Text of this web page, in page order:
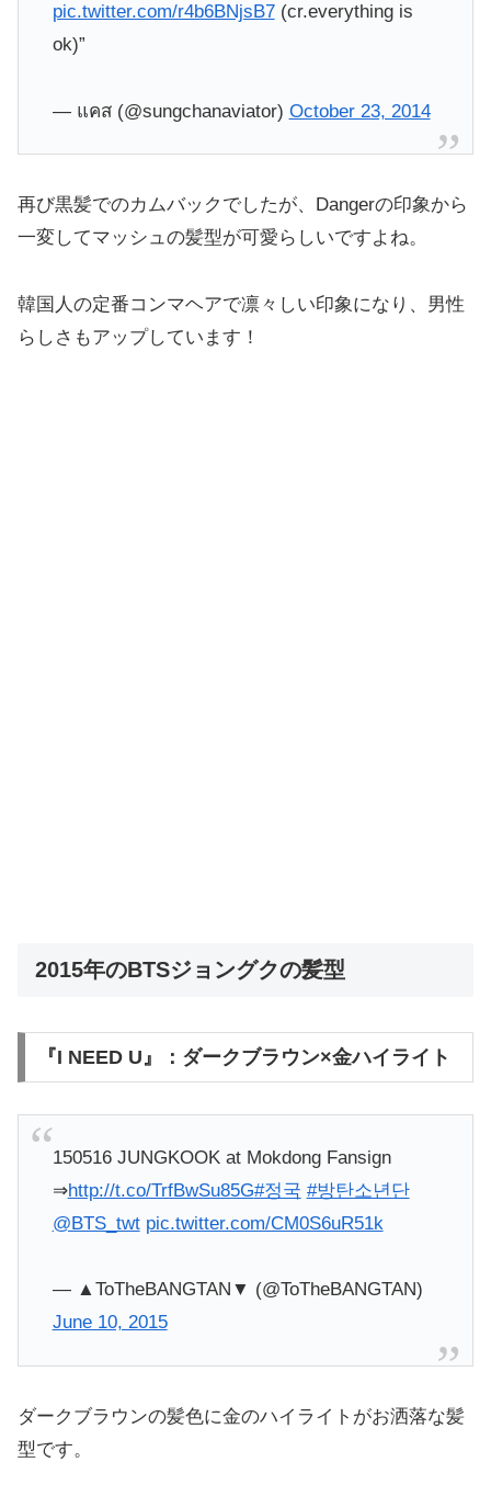
pic.twitter.com/r4b6BNjsB7(cr.everything is
ok)”
— แคส (@sungchanaviator) October 23, 2014
再び黒髪でのカムバックでしたが、Dangerの印象から
一変してマッシュの髪型が可愛らしいですよね。
韓国人の定番コンマヘアで凛々しい印象になり、男性
らしさもアップしています！
2015年のBTSジョングクの髪型
『I NEED U』：ダークブラウン×金ハイライト
150516 JUNGKOOK at Mokdong Fansign
⇒http://t.co/TrfBwSu85G#정국 #방탄소년단
@BTS_twt pic.twitter.com/CM0S6uR51k
— ▲ToTheBANGTAN▼ (@ToTheBANGTAN)
June 10, 2015
ダークブラウンの髪色に金のハイライトがお洒落な髪
型です。